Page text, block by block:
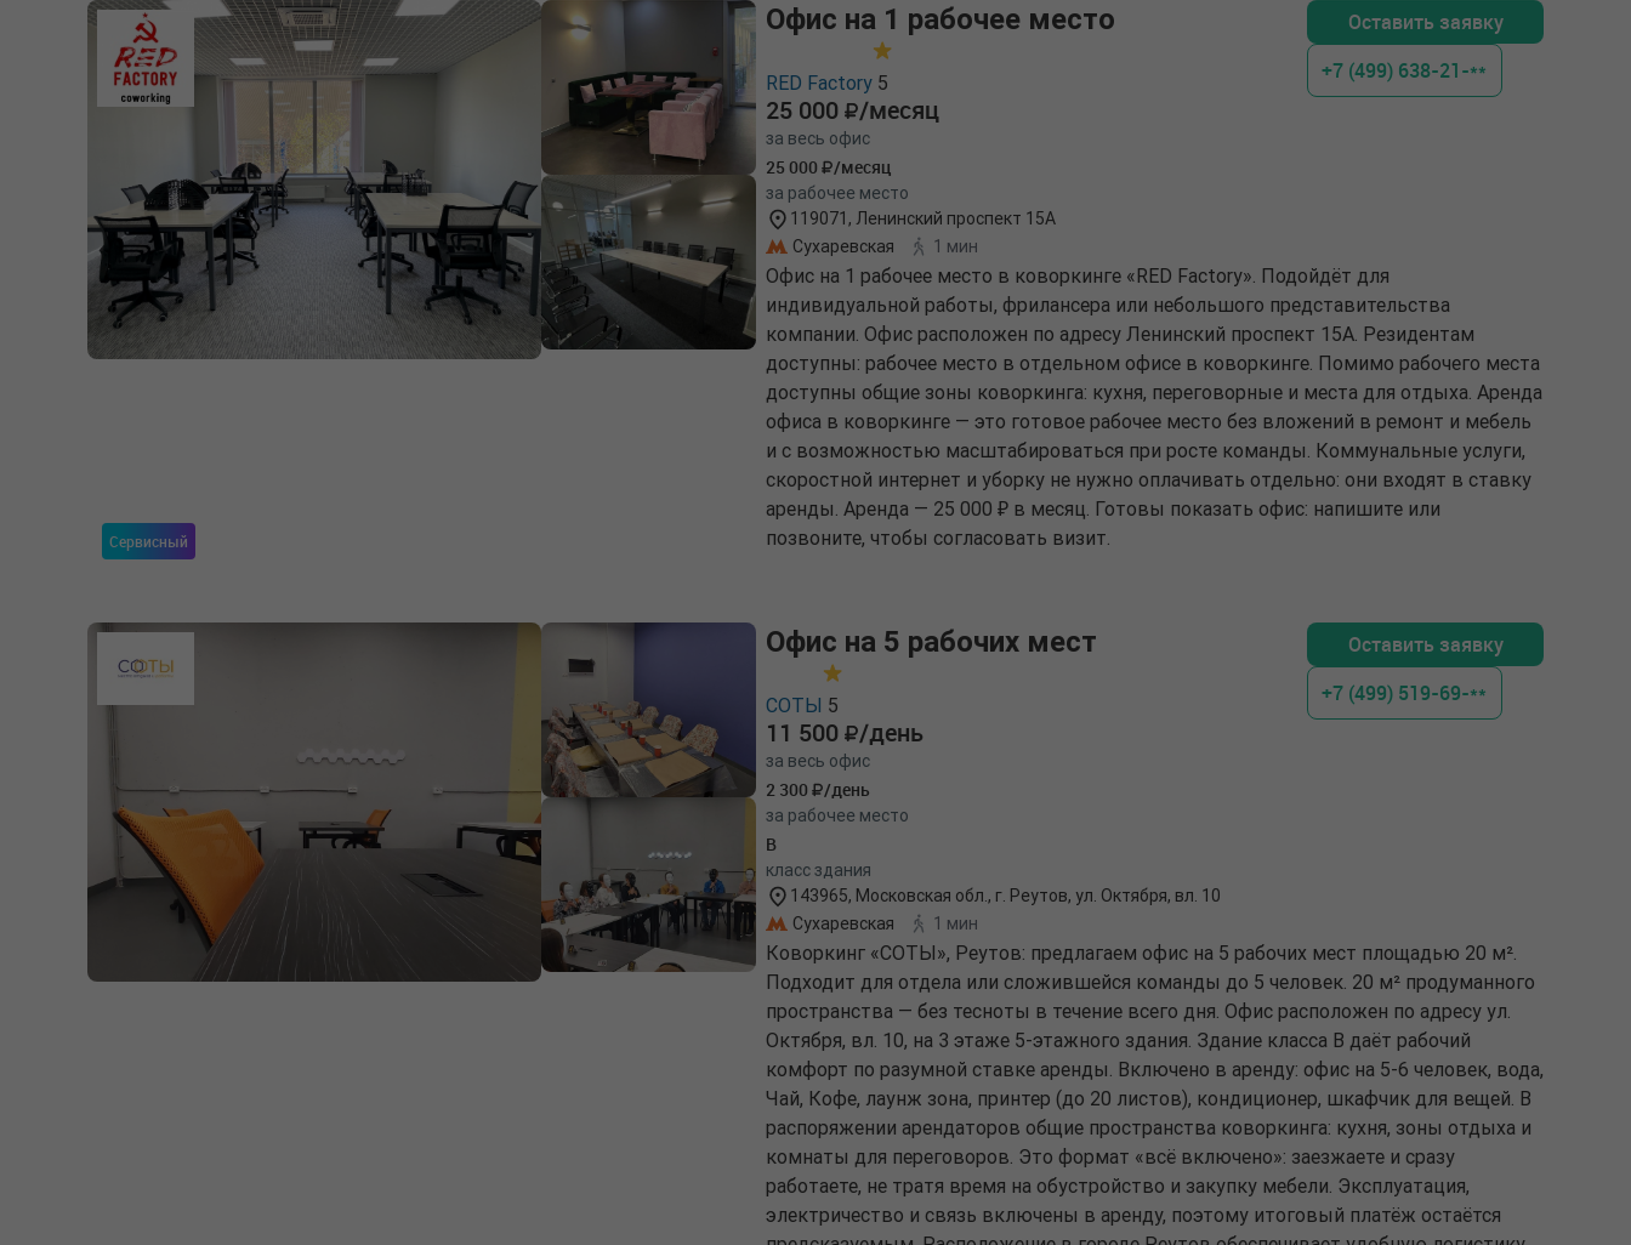
Сервисный
Офис на 1 рабочее место
RED Factory 5
25 000 /месяц
за весь офис
25 000 /месяц
за рабочее место
119071, Ленинский проспект 15А
Сухаревская
1 мин
Офис на 1 рабочее место в коворкинге «RED Factory». Подойдёт для
индивидуальной работы, фрилансера или небольшого представительства
компании. Офис расположен по адресу Ленинский проспект 15А. Резидентам
доступны: рабочее место в отдельном офисе в коворкинге. Помимо рабочего места
доступны общие зоны коворкинга: кухня, переговорные и места для отдыха. Аренда
офиса в коворкинге — это готовое рабочее место без вложений в ремонт и мебель
и с возможностью масштабироваться при росте команды. Коммунальные услуги,
скоростной интернет и уборку не нужно оплачивать отдельно: они входят в ставку
аренды. Аренда — 25 000 ₽ в месяц. Готовы показать офис: напишите или
позвоните, чтобы согласовать визит.
Оставить заявку
+7 (499) 638-21-**
Офис на 5 рабочих мест
СОТЫ 5
11 500 /день
за весь офис
2 300 /день
за рабочее место
B
класс здания
143965, Московская обл., г. Реутов, ул. Октября, вл. 10
Сухаревская
1 мин
Коворкинг «СОТЫ», Реутов: предлагаем офис на 5 рабочих мест площадью 20 м².
Подходит для отдела или сложившейся команды до 5 человек. 20 м² продуманного
пространства — без тесноты в течение всего дня. Офис расположен по адресу ул.
Октября, вл. 10, на 3 этаже 5-этажного здания. Здание класса B даёт рабочий
комфорт по разумной ставке аренды. Включено в аренду: офис на 5-6 человек, вода,
Чай, Кофе, лаунж зона, принтер (до 20 листов), кондиционер, шкафчик для вещей. В
распоряжении арендаторов общие пространства коворкинга: кухня, зоны отдыха и
комнаты для переговоров. Это формат «всё включено»: заезжаете и сразу
работаете, не тратя время на обустройство и закупку мебели. Эксплуатация,
электричество и связь включены в аренду, поэтому итоговый платёж остаётся
Оставить заявку
+7 (499) 519-69-**